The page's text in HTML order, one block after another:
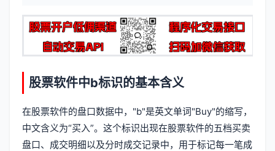
股票软件中b标识的基本含义
在股票软件的盘口数据中，"b"是英文单词"Buy"的缩写，
中文含义为“买入”。这个标识出现在股票软件的五档买卖
盘口、成交明细以及分时成交记录中，用于标记每一笔成